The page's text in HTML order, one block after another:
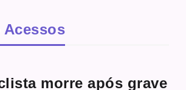
Acessos
morre após grave